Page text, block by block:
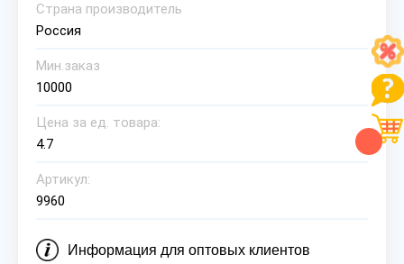
Страна производитель
Россия
Мин.заказ
10000
Цена за ед. товара:
4.7
Артикул:
9960
Информация для оптовых клиентов